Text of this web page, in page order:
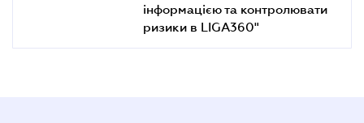
інформацією та контролювати
ризики в LIGA360"